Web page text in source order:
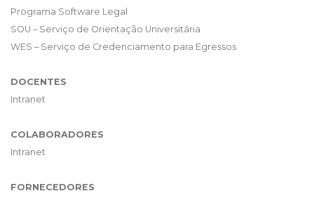
Programa Software Legal
SOU – Serviço de Orientação Universitária
WES – Serviço de Credenciamento para Egressos
DOCENTES
Intranet
COLABORADORES
Intranet
FORNECEDORES